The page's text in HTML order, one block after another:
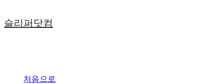
슬리퍼닷컴
처음으로